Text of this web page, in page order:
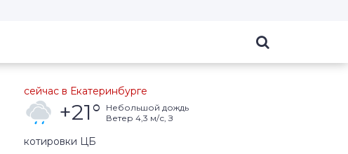
сейчас в Екатеринбурге
+21°
небольшой дождь
ветер 4,3 м/с, З
котировки ЦБ